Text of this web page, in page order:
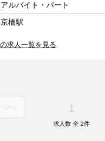
アルバイト・パート
京橋駅
求人一覧を見る
ジへ 1
求人数 全 2件